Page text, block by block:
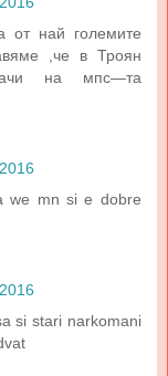
от най големите
,че в Троян
на мпс—та
we mn si e dobre
si stari narkomani